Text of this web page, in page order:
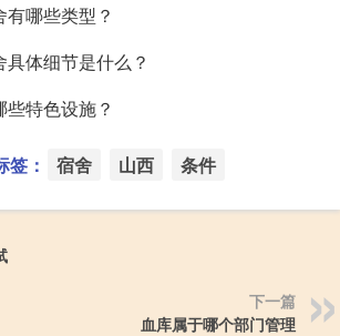
哪些类型？
体细节是什么？
特色设施？
签： 宿舍 山西 条件
下一篇
血库属于哪个部门管理